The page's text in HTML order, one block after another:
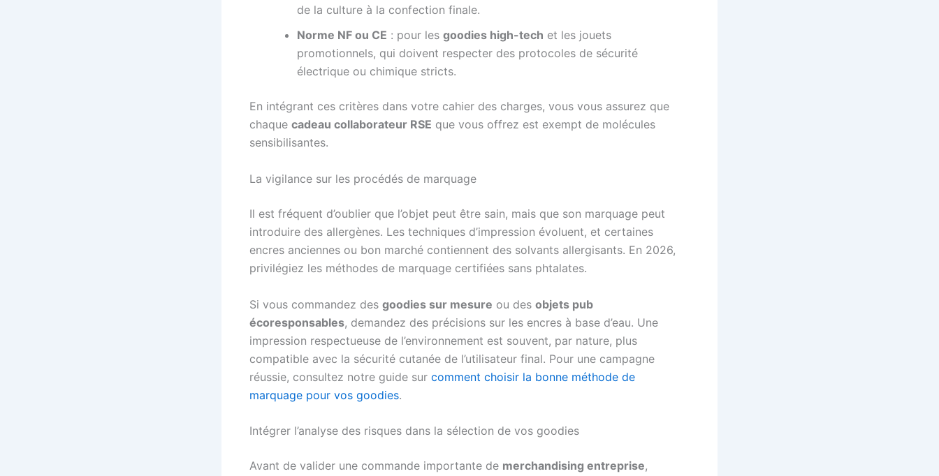
de la culture à la confection finale.
Norme NF ou CE : pour les goodies high-tech et les jouets
promotionnels, qui doivent respecter des protocoles de sécurité
électrique ou chimique stricts.
En intégrant ces critères dans votre cahier des charges, vous vous assurez que
chaque cadeau collaborateur RSE que vous offrez est exempt de molécules
sensibilisantes.
La vigilance sur les procédés de marquage
Il est fréquent d’oublier que l’objet peut être sain, mais que son marquage peut
introduire des allergènes. Les techniques d’impression évoluent, et certaines
encres anciennes ou bon marché contiennent des solvants allergisants. En 2026,
privilégiez les méthodes de marquage certifiées sans phtalates.
Si vous commandez des goodies sur mesure ou des objets pub
écoresponsables, demandez des précisions sur les encres à base d’eau. Une
impression respectueuse de l’environnement est souvent, par nature, plus
compatible avec la sécurité cutanée de l’utilisateur final. Pour une campagne
réussie, consultez notre guide sur comment choisir la bonne méthode de
marquage pour vos goodies.
Intégrer l’analyse des risques dans la sélection de vos goodies
Avant de valider une commande importante de merchandising entreprise,